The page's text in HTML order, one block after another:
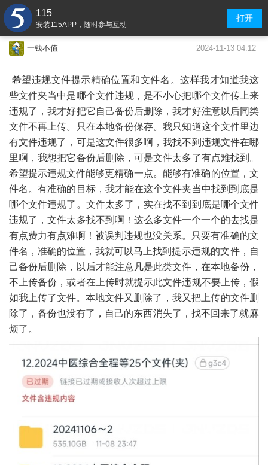
115
安装115APP，随时参与互动
打开
一钱不值 2024-11-13 04:12
希望违规文件提示精确位置和文件名。这样我才知道我这
些文件夹当中是哪个文件违规，是不小心把哪个文件传上来
违规了，我才好把它自己备份后删除，我才好注意以后同类
文件不再上传。只在本地备份保存。我只知道这个文件里边
有文件违规了，可是这文件很多啊，我找不到违规文件在哪
里啊，我想把它备份后删除，可是文件太多了有点难找到。
希望提示违规文件能够更精确一点。能够有准确的位置，文
件名。有准确的目标，我才能在这个文件夹当中找到到底是
哪个文件违规了。文件太多了，实在找不到到底是哪个文件
违规了，文件太多找不到啊！ 这么多文件一个一个的去找是
有点费力有点难啊！ 被误判违规也没关系。只要有准确的文
件名，准确的位置，我就可以马上找到提示违规的文件，自
己备份后删除，以后才能注意凡是此类文件， 在本地备份，
不上传备份，或者在上传时就提示此文件违规不要上传，假
如我上传了文件。 本地文件又删除了，我又把上传的文件删
除了， 备份也没有了，自己的东西消失了，找不回来了就麻
烦了。